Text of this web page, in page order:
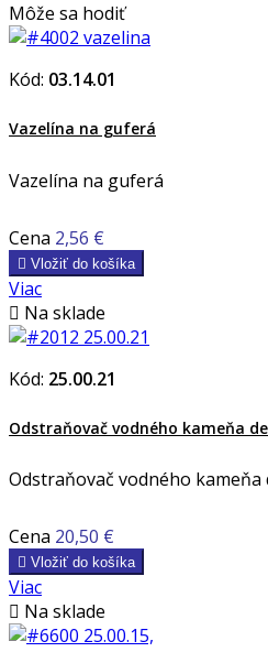
Môže sa hodiť
Kód: 03.14.01
Vazelína na guferá
Vazelína na guferá
Cena 2,56 €
 Vložiť do košíka
Viac
 Na sklade
Kód: 25.00.21
Odstraňovač vodného kameňa
Odstraňovač vodného kameňa
Cena 20,50 €
 Vložiť do košíka
Viac
 Na sklade